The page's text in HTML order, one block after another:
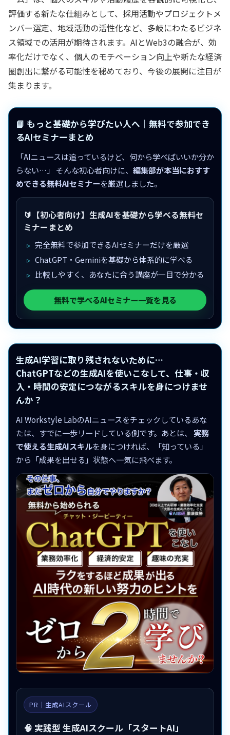
評価する新たな仕組みとして、採用活動やプロジェクトメ
ンバー選定、地域活動の活性化など、多岐にわたるビジネ
ス領域での活用が期待されます。AIとWeb3の融合が、効
率化だけでなく、個人のモチベーション向上や新たな経済
圏創出に繋がる可能性を秘めており、今後の展開に注目が
集まります。
📘 もっと基礎から学びたい人へ｜無料で参加でき
るAIセミナーまとめ
「AIニュースは追っているけど、何から学べばいいか分か
らない…」 そんな初心者向けに、 編集部が本当におすす
めできる無料AIセミナーを厳選しました。
🔰【初心者向け】生成AIを基礎から学べる無料セ
ミナーまとめ
完全無料で参加できるAIセミナーだけを厳選
ChatGPT・Geminiを基礎から体系的に学べる
比較しやすく、あなたに合う講座が一目で分かる
無料で学べるAIセミナー一覧を見る
生成AI学習に取り残されないために…
ChatGPTなどの生成AIを使いこなして、仕事・収
入・時間の安定につながるスキルを身につけませ
んか？
AI Workstyle LabのAIニュースをチェックしているあな
たは、すでに一歩リードしている側です。あとは、 実務
で使える生成AIスキルを身につければ、「知っている」
から「成果を出せる」状態へ一気に飛べます。
PR｜生成AIスクール
🧠 実践型 生成AIスクール「スタートAI」